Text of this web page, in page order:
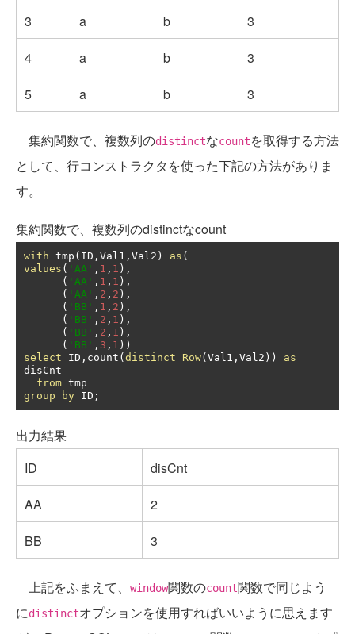
3
a b
3
4
a b
3
5
a b 3
集約関数で、複数列のdistinctなcountを取得する方法
として、行コンストラクタを使った下記の方法がありま
す。
集約関数で、複数列のdistinctなcount
with tmp ( ID , Val1 , Val2 ) as (
values ( 'AA' , 1 , 1 ),
( 'AA' , 1 , 1 ),
( 'AA' , 2 , 2 ),
( 'BB' , 1 , 2 ),
( 'BB' , 2 , 1 ),
( 'BB' , 2 , 1 ),
( 'BB' , 3 , 1 ))
select ID , count (distinct Row(Val1 , Val2 ))
as
disCnt
from
group
by ID ;
出力結果
ID
disCnt
AA
2
BB
3
上記をふまえて、 window関数のcount関数で同じよう
にdistinctオプションを使用すればいいように思えます